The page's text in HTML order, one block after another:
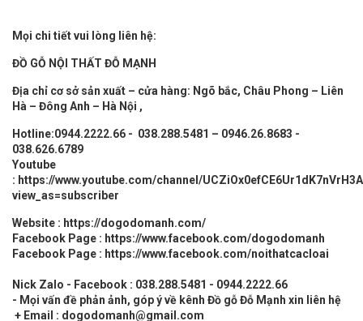
Mọi chi tiết vui lòng liên hệ:
ĐỒ GỖ NỘI THẤT ĐỖ MẠNH
Địa chỉ cơ sở sản xuất – cửa hàng: Ngõ bắc, Châu Phong – Liên
Hà – Đông Anh – Hà Nội ,
Hotline:0944.2222.66 - 038.288.5481 – 0946.26.8683 -
038.626.6789
Youtube
: https://www.youtube.com/channel/
view_as=subscriber
Website : https://dogodomanh.com/
Facebook Page : https://www.facebook.com/dogodomanh
Facebook Page : https://www.facebook.com/noithatcacloai
Nick Zalo - Facebook : 038.288.5481 - 0944.2222.66
- Mọi vấn đề phản ảnh, góp ý về kênh Đồ gỗ Đỗ Mạnh xin liên hệ
+ Email : dogodomanh@gmail.com